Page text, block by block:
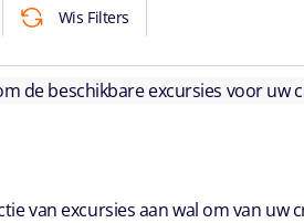
Wis Filters
de beschikbare excursies voor uw
van excursies aan wal om van